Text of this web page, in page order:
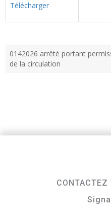
Télécharger
0142026 arrêté portant
de la circulation
CONTACTEZ